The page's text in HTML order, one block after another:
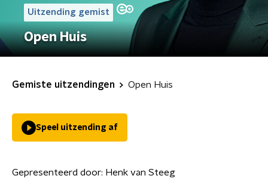
Uitzending gemist
Open Huis
Gemiste uitzendingen Open Huis
Speel uitzending af
Gepresenteerd door: Henk van Steeg